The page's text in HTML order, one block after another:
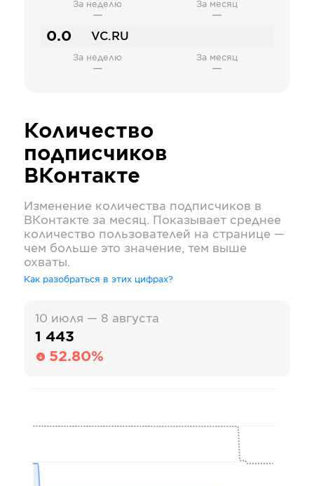
За неделю
—
За месяц
—
0.0 VC.RU
За неделю
—
За месяц
—
Количество
подписчиков
ВКонтакте
Изменение количества подписчиков в
ВКонтакте за месяц. Показывает среднее
количество пользователей на странице —
чем больше это значение, тем выше
охваты.
Как разобраться в этих цифрах?
10 июля — 8 августа
1 443
52.80%